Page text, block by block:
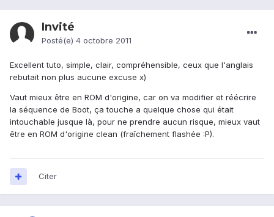
Invité
Posté(e) 4 octobre 2011
Excellent tuto, simple, clair, compréhensible, ceux que l'anglais
rebutait non plus aucune excuse x)
Vaut mieux être en ROM d'origine, car on va modifier et réécrire
la séquence de Boot, ça touche a quelque chose qui était
intouchable jusque là, pour ne prendre aucun risque, mieux vaut
être en ROM d'origine clean (fraîchement flashée :P).
Citer